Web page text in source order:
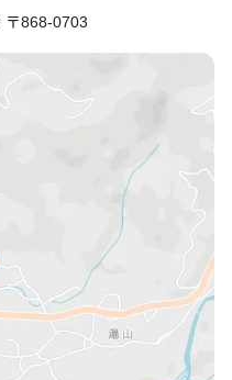
〒868-0703